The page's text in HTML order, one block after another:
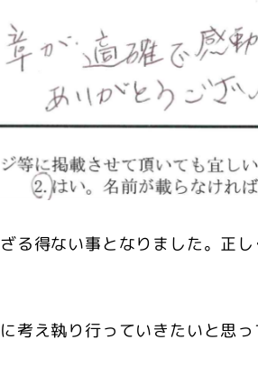
る得ない事となりました。正
考え執り行っていきたいと思っ